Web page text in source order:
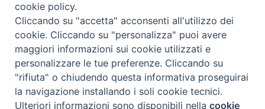
Copyright © 2019 - Tutti i diritti riservati - Vita
Trentina Editrice
Privacy Policy
Torna
cookie policy.
Cliccando su "accetta" acconsenti all'utilizzo dei
cookie. Cliccando su "personalizza" puoi avere
maggiori informazioni sui cookie utilizzati e
personalizzare le tue preferenze. Cliccando su
"rifiuta" o chiudendo questa informativa proseguirai
la navigazione installando i soli cookie tecnici.
Ulteriori informazioni sono disponibili nellacookie